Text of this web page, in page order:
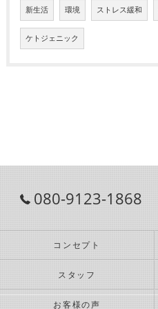
新生活 環境 ストレス緩和
ケトジェニック
080-9123-1868
コンセプト
スタッフ
お客様の声